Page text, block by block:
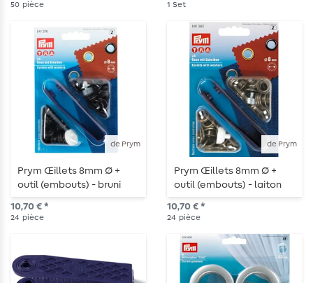
50 pièce 1 Set
de Prym
Prym Œillets 8mm Ø +
outil (embouts) - bruni
10,70 € *
24 pièce
de Prym
Prym Œillets 8mm Ø +
outil (embouts) - laiton
vieilli
10,70 € *
24 pièce